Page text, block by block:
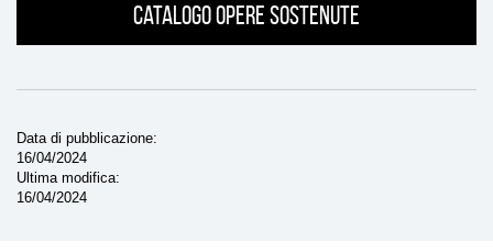
Catalogo opere sostenute
Data di pubblicazione
16/04/2024
Ultima modifica
16/04/2024